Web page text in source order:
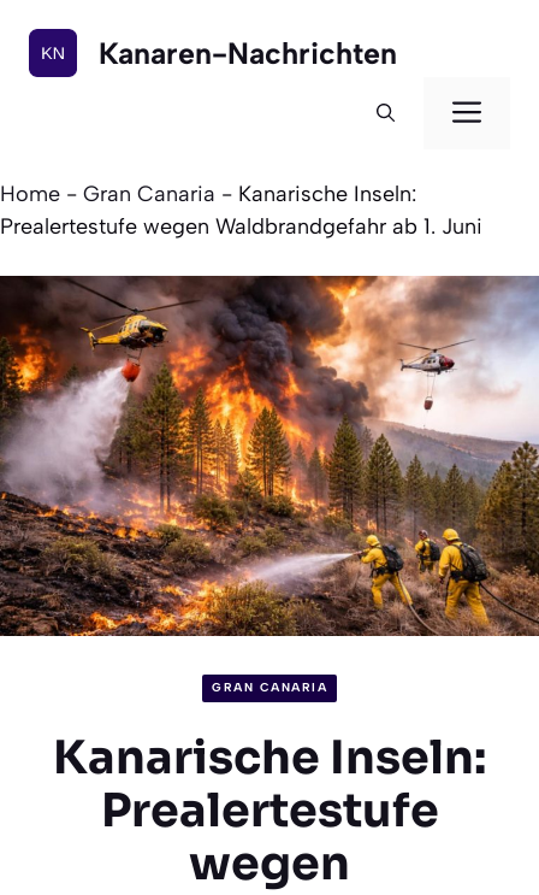
Inhalt
springen
Kanaren-Nachrichten
Home - Gran Canaria - Kanarische Inseln:
Prealertestufe wegen Waldbrandgefahr ab 1. Juni
GRAN CANARIA
Kanarische Inseln:
Prealertestufe
wegen